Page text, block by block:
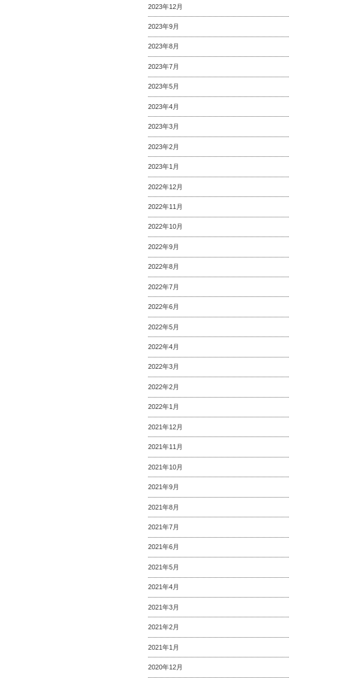
2023年12月
2023年9月
2023年8月
2023年7月
2023年5月
2023年4月
2023年3月
2023年2月
2023年1月
2022年12月
2022年11月
2022年10月
2022年9月
2022年8月
2022年7月
2022年6月
2022年5月
2022年4月
2022年3月
2022年2月
2022年1月
2021年12月
2021年11月
2021年10月
2021年9月
2021年8月
2021年7月
2021年6月
2021年5月
2021年4月
2021年3月
2021年2月
2021年1月
2020年12月